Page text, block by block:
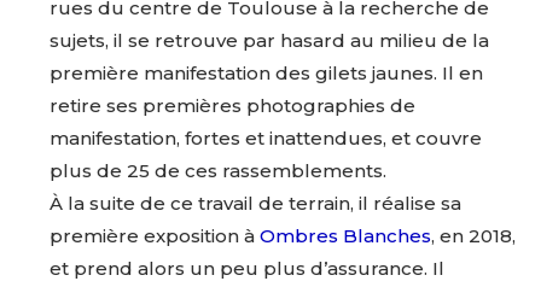
rues du centre de Toulouse à la recherche de
sujets, il se retrouve par hasard au milieu de la
première manifestation des gilets jaunes. Il en
retire ses premières photographies de
manifestation, fortes et inattendues, et couvre
plus de 25 de ces rassemblements.
À la suite de ce travail de terrain, il réalise sa
première exposition à Ombres Blanches, en 2018,
et prend alors un peu plus d’assurance. Il